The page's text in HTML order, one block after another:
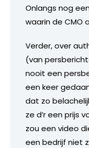
Onlangs nog
waarin de CMO
Verder, over
(van
nooit een
een keer
dat zo
ze d’r een prijs
zou een video
een bedrijf niet